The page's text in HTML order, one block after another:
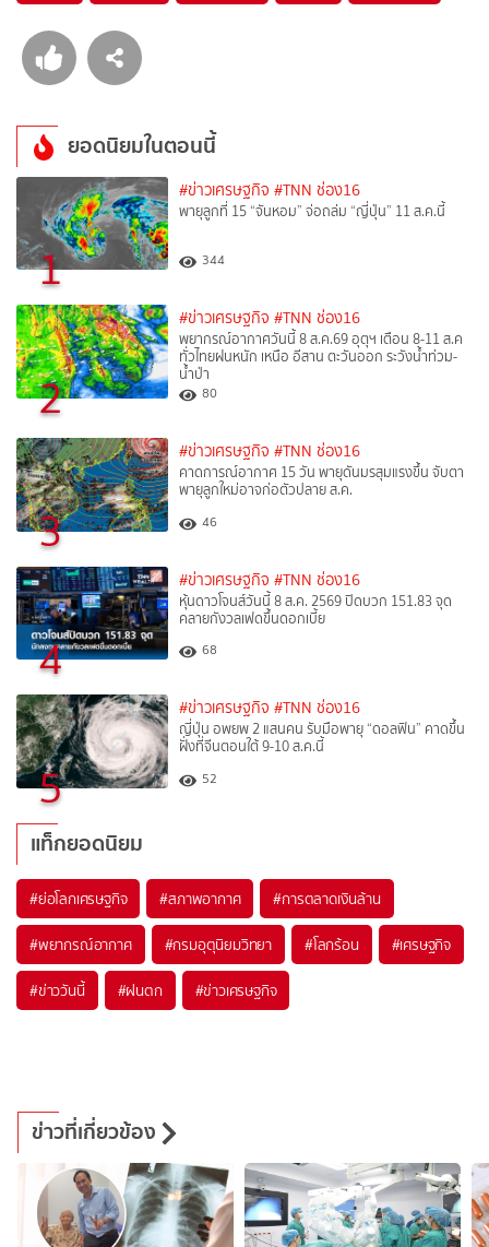
ยอดนิยมในตอนนี้
1
#ข่าวเศรษฐกิจ #TNN ช่อง16
พายุลูกที่ 15 “จันหอม” จ่อถล่ม “ญี่ปุ่น” 11 ส.ค.นี้
344
2
#ข่าวเศรษฐกิจ #TNN ช่อง16
พยากรณ์อากาศวันนี้ 8 ส.ค.69 อุตุฯ เตือน 8-11 ส.ค
ทั่วไทยฝนหนัก เหนือ อีสาน ตะวันออก ระวังน้ำท่วม-
น้ำป่า
80
3
#ข่าวเศรษฐกิจ #TNN ช่อง16
คาดการณ์อากาศ 15 วัน พายุดันมรสุมแรงขึ้น จับตา
พายุลูกใหม่อาจก่อตัวปลาย ส.ค.
46
4
#ข่าวเศรษฐกิจ #TNN ช่อง16
หุ้นดาวโจนส์วันนี้ 8 ส.ค. 2569 ปิดบวก 151.83 จุด
คลายกังวลเฟดขึ้นดอกเบี้ย
68
5
#ข่าวเศรษฐกิจ #TNN ช่อง16
ญี่ปุ่น อพยพ 2 แสนคน รับมือพายุ “ดอลฟิน” คาดขึ้น
ฝั่งที่จีนตอนใต้ 9-10 ส.ค.นี้
52
แท็กยอดนิยม
#ย่อโลกเศรษฐกิจ #สภาพอากาศ #การตลาดเงินล้าน
#พยากรณ์อากาศ #กรมอุตุนิยมวิทยา #โลกร้อน #เศรษฐกิจ
#ข่าววันนี้ #ฝนตก #ข่าวเศรษฐกิจ
ข่าวที่เกี่ยวข้อง